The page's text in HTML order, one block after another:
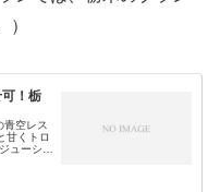
！栃
青空レス
甘くトロ
ューシー